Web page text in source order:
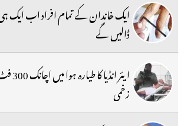
ایک خاندان کے تمام افراد اب ایک
ڈالیں گے
زخمی